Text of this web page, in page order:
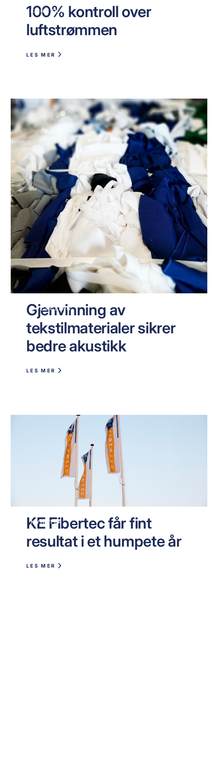
KUNNSKAP
100% kontroll over
luftstrømmen
LES MER
UPCYCLING
Gjenvinning av
tekstilmaterialer sikrer
bedre akustikk
LES MER
NYHETER
KE Fibertec får fint
resultat i et humpete år
LES MER